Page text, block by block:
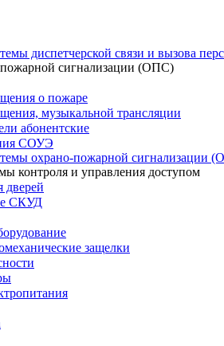
диспетчерской связи и вызова
сигнализации (ОПС)
о пожаре
музыкальной трансляции
абонентские
СОУЭ
охрано-пожарной сигнализации
контроля и управления доступом
дверей
СКУД
защелки